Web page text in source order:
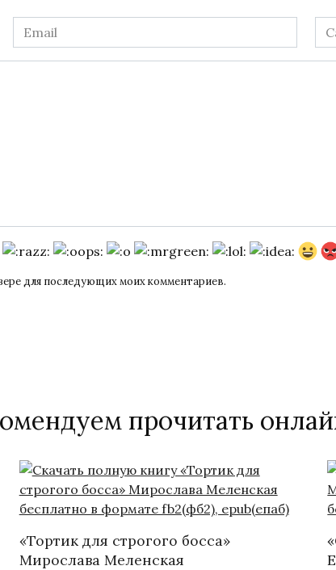
Email
*
для последующих моих комментариев.
прочитать
«Тортик для строгого босса»
Мирослава Меленская